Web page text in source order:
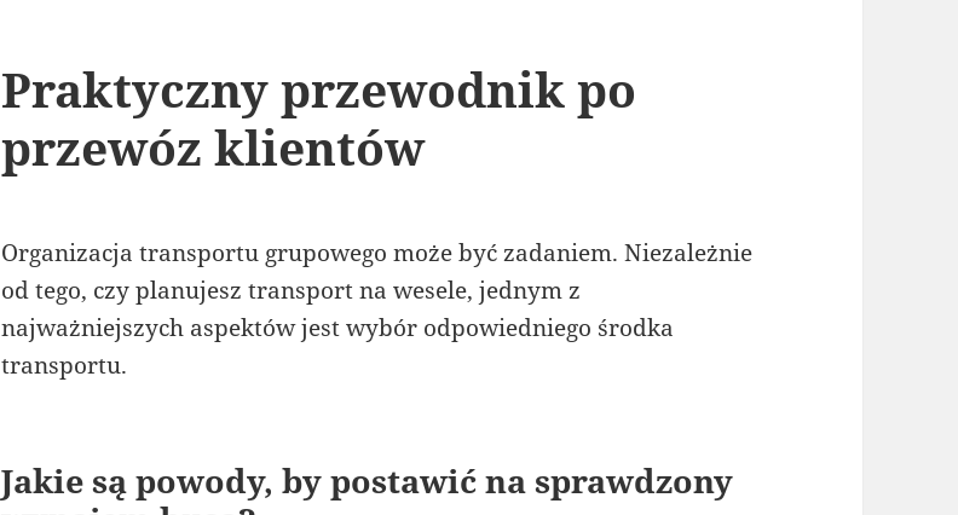
Praktyczny przewodnik po
przewóz klientów
Organizacja transportu grupowego może być zadaniem. Niezależnie
od tego, czy planujesz transport na wesele, jednym z
najważniejszych aspektów jest wybór odpowiedniego środka
transportu.
Jakie są powody, by postawić na sprawdzony